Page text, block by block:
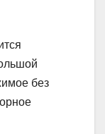
без